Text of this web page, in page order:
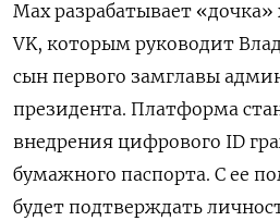
Max разрабатывает «дочка»
VK, которым руководит
сын первого замглавы
президента. Платформа
внедрения цифрового ID
бумажного паспорта. С ее
будет подтверждать